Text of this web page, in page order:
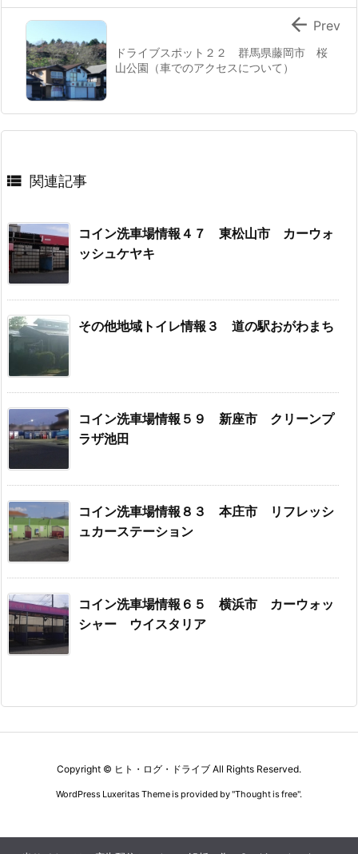
ドライブスポット２２ 群馬県藤岡市 桜
山公園（車でのアクセスについて）
 Prev
 関連記事
コイン洗車場情報４７ 東松山市 カーウォ
ッシュケヤキ
その他地域トイレ情報３ 道の駅おがわまち
コイン洗車場情報５９ 新座市 クリーンプ
ラザ池田
コイン洗車場情報８３ 本庄市 リフレッシ
ュカーステーション
コイン洗車場情報６５ 横浜市 カーウォッ
シャー ウイスタリア
Copyright © ヒト・ログ・ドライブ All Rights Reserved.
WordPress Luxeritas Theme is provided by "Thought is free".